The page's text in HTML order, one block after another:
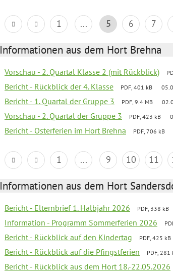
1 ... 5 6 7
Informationen aus dem Hort Brehna
Vorschau - 2. Quartal Klasse 2 (mit Rückblick)
Bericht - Rückblick der 4. Klasse PDF, 401 kB
Bericht - 1. Quartal der Gruppe 3 PDF, 9.4 MB
Vorschau - 2. Quartal der Gruppe 3 PDF, 423 kB
Bericht - Osterferien im Hort Brehna PDF, 706 kB
1 ... 9 10 11
Informationen aus dem Hort
Bericht - Elternbrief 1. Halbjahr 2026 PDF, 338 kB
Information - Programm Sommerferien 2026
Bericht - Rückblick auf den Kindertag PDF, 425 kB
Bericht - Rückblick auf die Pfingstferien PDF, 281
Bericht - Rückblick aus dem Hort 18.-22.05.2026